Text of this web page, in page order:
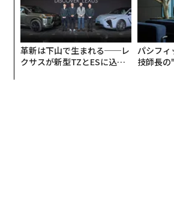
advertisement
革新は下山で生まれる──レ
クサスが新型TZとESに込め
パシフィ
技師長